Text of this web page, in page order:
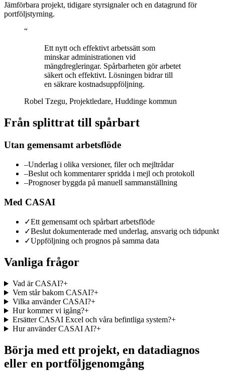
Jämförbara projekt, tidigare styrsignaler och en datagrund för
portföljstyrning.
“
Ett nytt och effektivt arbetssätt som
minskar administrationen vid
mängdregleringar. Spårbarheten gör arbetet
säkert och effektivt. Lösningen bidrar till
en säkrare kostnadsuppföljning.
Robel Tzegu, Projektledare, Huddinge kommun
Från splittrat till spårbart
Utan gemensamt arbetsflöde
–Underlag i olika versioner, filer och mejltrådar
–Beslut och kommentarer spridda i mejl och protokoll
–Prognoser byggda på manuell sammanställning
Med CASAI
✓Ett gemensamt och spårbart arbetsflöde
✓Beslut dokumenterade med underlag, ansvarig och tidpunkt
✓Uppföljning och prognos på samma data
Vanliga frågor
Vad är CASAI?+
Vem står bakom CASAI?+
Vilka använder CASAI?+
Hur kommer vi igång?+
Ersätter CASAI Excel och våra befintliga system?+
Hur använder CASAI AI?+
Börja med ett projekt, en datadiagnos
eller en portföljgenomgång